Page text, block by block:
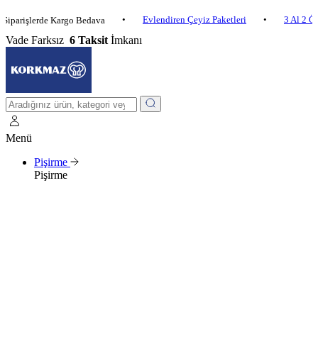
Kargo Bedava • Evlendiren Çeyiz Paketleri • 3 Al 2 Öde •
Vade Farksız 6 Taksit İmkanı
Menü
Pişirme
Pişirme